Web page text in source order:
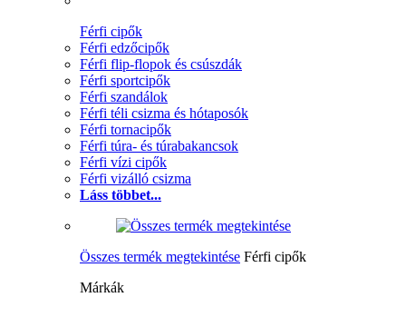
Férfi cipők
Férfi edzőcipők
Férfi flip-flopok és csúszdák
Férfi sportcipők
Férfi szandálok
Férfi téli csizma és hótaposók
Férfi tornacipők
Férfi túra- és túrabakancsok
Férfi vízi cipők
Férfi vizálló csizma
Láss többet...
Összes termék megtekintése Férfi cipők
Márkák